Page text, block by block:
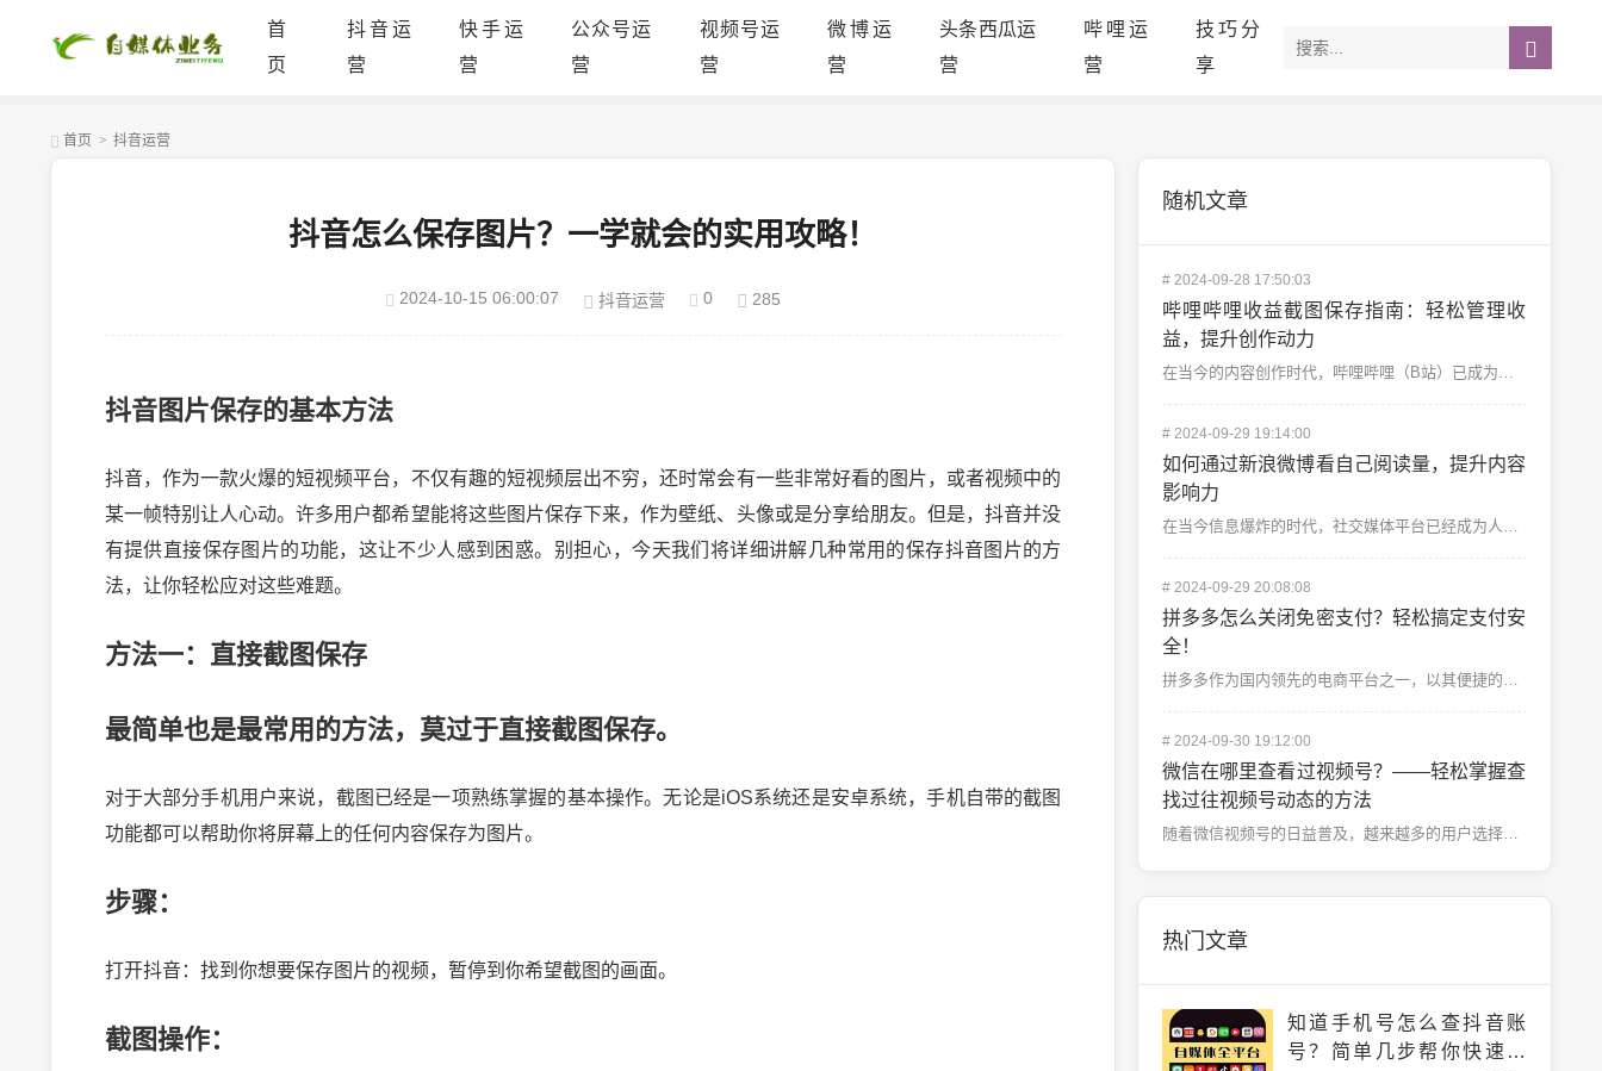
首
页
抖音运
营
快手运
营
公众号运
营
视频号运
营
微博运
营
头条西瓜运
营
哔哩运
营
技巧分
享
首页 > 抖音运营
抖音怎么保存图片？一学就会的实用攻略！
2024-10-15 06:00:07 抖音运营 0 285
抖音图片保存的基本方法
抖音，作为一款火爆的短视频平台，不仅有趣的短视频层出不穷，还时常会有一些非常好看的图片，或者视频中的
某一帧特别让人心动。许多用户都希望能将这些图片保存下来，作为壁纸、头像或是分享给朋友。但是，抖音并没
有提供直接保存图片的功能，这让不少人感到困惑。别担心，今天我们将详细讲解几种常用的保存抖音图片的方
法，让你轻松应对这些难题。
方法一：直接截图保存
最简单也是最常用的方法，莫过于直接截图保存。
对于大部分手机用户来说，截图已经是一项熟练掌握的基本操作。无论是iOS系统还是安卓系统，手机自带的截图
功能都可以帮助你将屏幕上的任何内容保存为图片。
步骤：
打开抖音：找到你想要保存图片的视频，暂停到你希望截图的画面。
截图操作：
随机文章
#2024-09-28 17:50:03
哔哩哔哩收益截图保存指南：轻松管理收
益，提升创作动力
在当今的内容创作时代，哔哩哔哩（B站）已成为众多创作者展示自己才华的主要平台之一。不仅是因为其庞大的...
#2024-09-29 19:14:00
如何通过新浪微博看自己阅读量，提升内容
影响力
在当今信息爆炸的时代，社交媒体平台已经成为人们表达观点、分享生活、获取信息的重要工具，而新浪微博作为...
#2024-09-29 20:08:08
拼多多怎么关闭免密支付？轻松搞定支付安
全！
拼多多作为国内领先的电商平台之一，以其便捷的购物体验和优惠的价格吸引了大量用户。不过，随着支付方式的...
#2024-09-30 19:12:00
微信在哪里查看过视频号？——轻松掌握查
找过往视频号动态的方法
随着微信视频号的日益普及，越来越多的用户选择通过这个平台获取娱乐资讯、学习新知识或者跟随热点。作为一...
热门文章
知道手机号怎么查抖音账
号？简单几步帮你快速找